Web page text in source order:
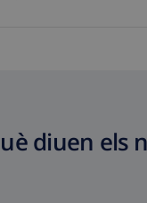
diuen els